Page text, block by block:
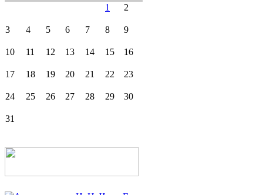
1
2
3 4 5 6 7 8 9
10 11 12 13 14 15 16
17 18 19 20 21 22 23
24 25 26 27 28 29 30
31